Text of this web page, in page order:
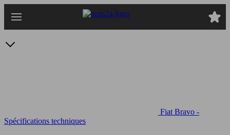
au
Fiat Bravo -
Spécifications techniques